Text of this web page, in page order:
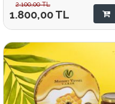
2.100,00TL
1.800,00TL